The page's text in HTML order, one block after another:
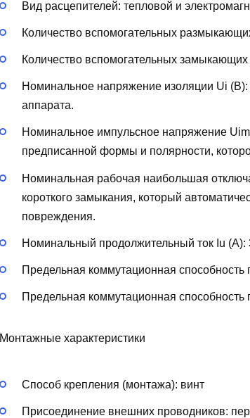
Вид расцепителей: тепловой и
Количество вспомогательных
Количество вспомогательных замыкающих
Номинальное напряжение изоляции Ui (В):
аппарата.
Номинальное импульсное напряжение
предписанной формы и полярности,
Номинальная рабочая наибольшая
короткого замыкания, который
повреждения.
Номинальный продолжительный ток Iu (А):
Предельная коммутационная
Предельная коммутационная
Монтажные характеристики
Способ крепления (монтажа): винт
Присоединение внешних проводников: